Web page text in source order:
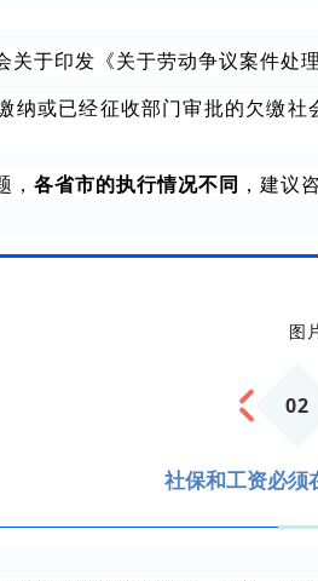
关于印发《关于劳动争议案件处
纳或已经征收部门审批的欠缴
， 各省市的执行情况不同 ，建议
02
社保和工资必须